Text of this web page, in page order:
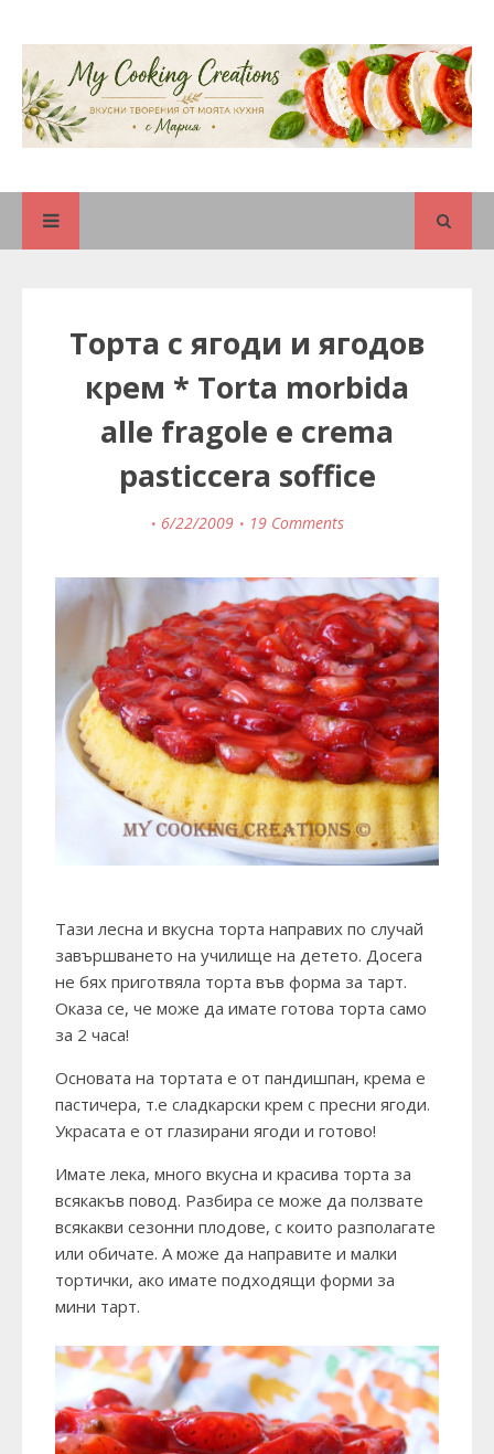
Торта с ягоди и ягодов
крем * Torta morbida
alle fragole e crema
pasticcera soffice
6/22/2009 19 Comments
Тази лесна и вкусна торта направих по случай
завършването на училище на детето. Досега
не бях приготвяла торта във форма за тарт.
Оказа се, че може да имате готова торта само
за 2 часа!
Основата на тортата е от пандишпан, крема е
пастичера, т.е сладкарски крем с пресни ягоди.
Украсата е от глазирани ягоди и готово!
Имате лека, много вкусна и красива торта за
всякакъв повод. Разбира се може да ползвате
всякакви сезонни плодове, с които разполагате
или обичате. А може да направите и малки
тортички, ако имате подходящи форми за
мини тарт.